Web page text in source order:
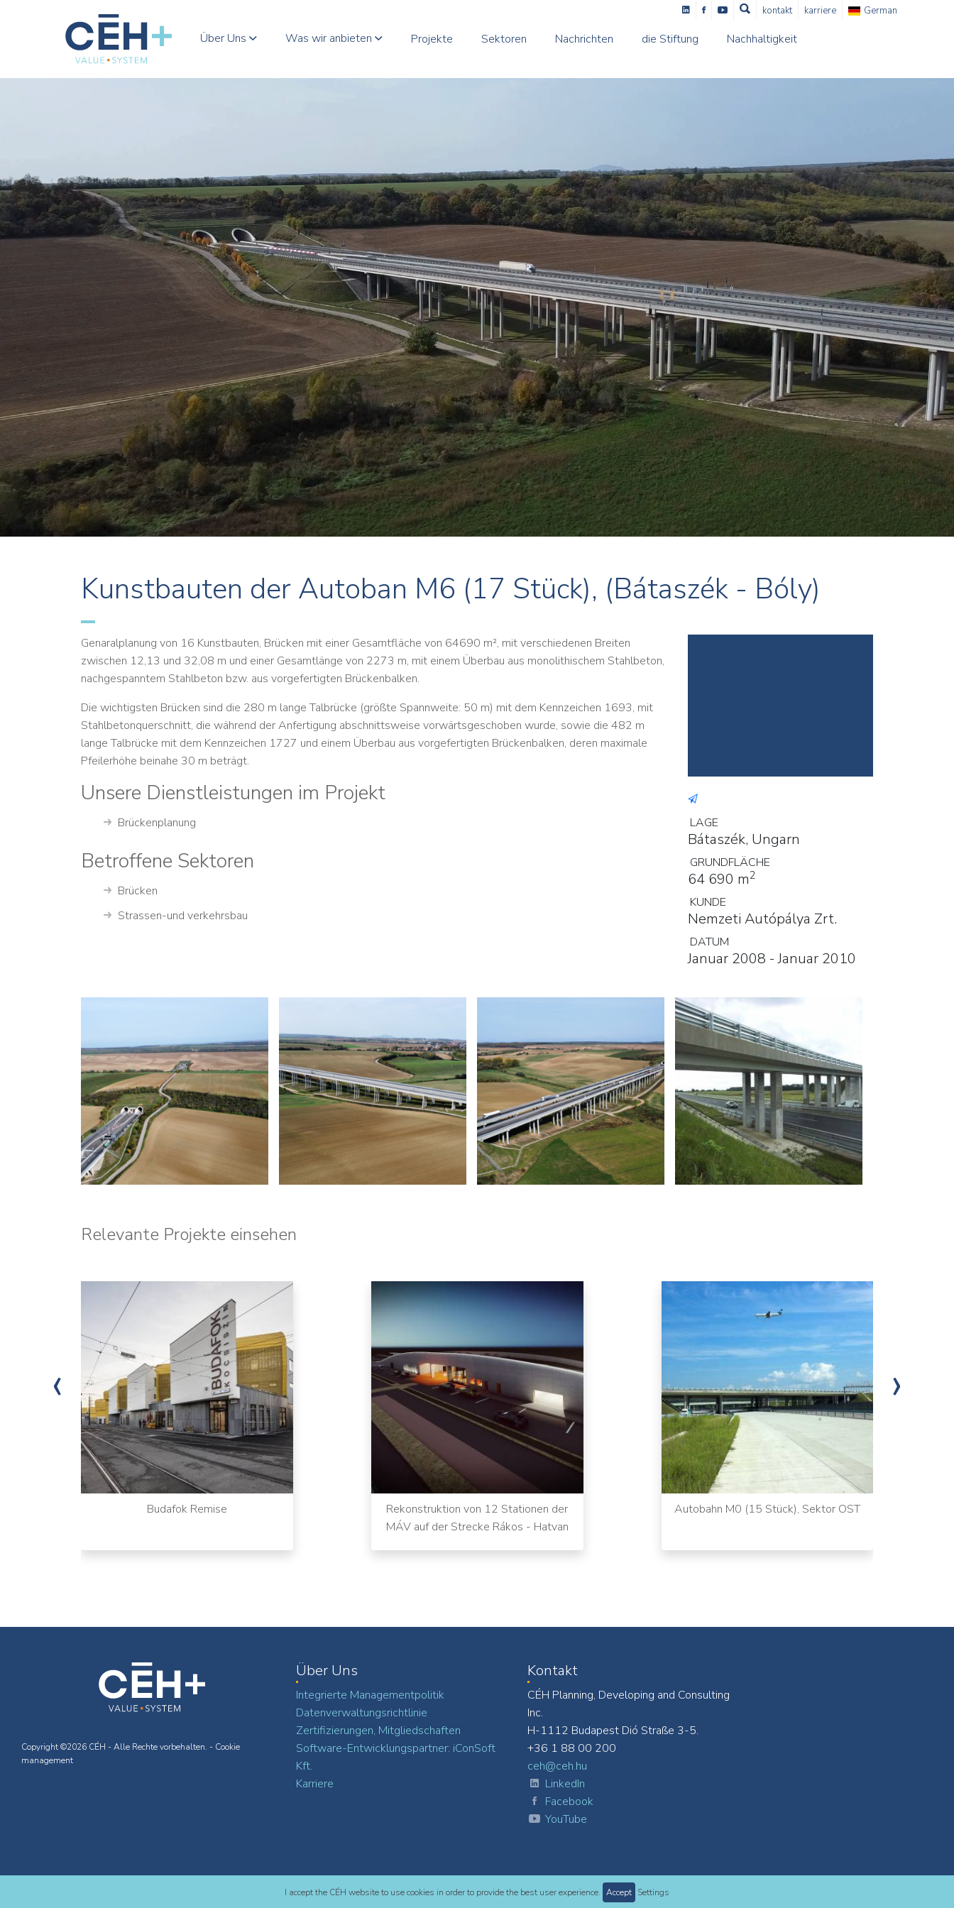
I accept the CÉH website to use cookies in order to provide the best user experience. Accept Settings
Über Uns Was wir anbieten Projekte Sektoren Nachrichten die Stiftung Nachhaltigkeit
kontakt karriere German
Kunstbauten der Autoban M6 (17 Stück), (Bátaszék - Bóly)
Genaralplanung von 16 Kunstbauten, Brücken mit einer Gesamtfläche von 64690 m², mit verschiedenen Breiten
zwischen 12,13 und 32,08 m und einer Gesamtlänge von 2273 m, mit einem Überbau aus monolithischem Stahlbeton,
nachgespanntem Stahlbeton bzw. aus vorgefertigten Brückenbalken.
Die wichtigsten Brücken sind die 280 m lange Talbrücke (größte Spannweite: 50 m) mit dem Kennzeichen 1693, mit
Stahlbetonquerschnitt, die während der Anfertigung abschnittsweise vorwärtsgeschoben wurde, sowie die 482 m
lange Talbrücke mit dem Kennzeichen 1727 und einem Überbau aus vorgefertigten Brückenbalken, deren maximale
Pfeilerhöhe beinahe 30 m beträgt.
Unsere Dienstleistungen im Projekt
Brückenplanung
Betroffene Sektoren
Brücken
Strassen-und verkehrsbau
LAGE
Bátaszék, Ungarn
GRUNDFLÄCHE
64 690 m2
KUNDE
Nemzeti Autópálya Zrt.
DATUM
Januar 2008 - Januar 2010
Relevante Projekte einsehen
Budafok Remise
Rekonstruktion von 12 Stationen der
MÁV auf der Strecke Rákos - Hatvan
Autobahn M0 (15 Stück), Sektor OST
‹ ›
Copyright ©2026 CÉH - Alle Rechte vorbehalten. - Cookie
management
Über Uns
Integrierte Managementpolitik
Datenverwaltungsrichtlinie
Zertifizierungen, Mitgliedschaften
Software-Entwicklungspartner: iConSoft
Kft.
Karriere
Kontakt
CÉH Planning, Developing and Consulting
Inc.
H-1112 Budapest Dió Straße 3-5.
+36 1 88 00 200
ceh@ceh.hu
LinkedIn
Facebook
YouTube